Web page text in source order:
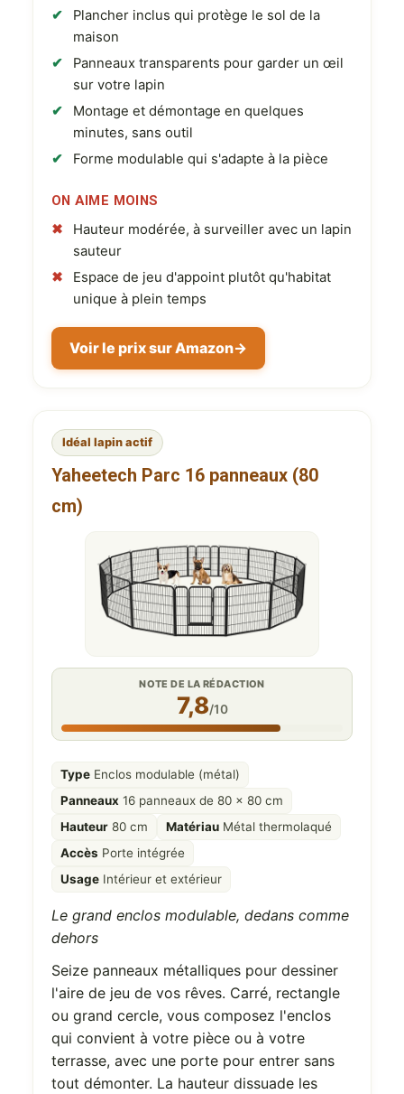
Plancher inclus qui protège le sol de la
maison
Panneaux transparents pour garder un œil
sur votre lapin
Montage et démontage en quelques
minutes, sans outil
Forme modulable qui s'adapte à la pièce
ON AIME MOINS
Hauteur modérée, à surveiller avec un lapin
sauteur
Espace de jeu d'appoint plutôt qu'habitat
unique à plein temps
Voir le prix sur Amazon→
Idéal lapin actif
Yaheetech Parc 16 panneaux (80
cm)
NOTE DE LA RÉDACTION
7,8/10
Type Enclos modulable (métal)
Panneaux 16 panneaux de 80 x 80 cm
Hauteur 80 cm Matériau Métal thermolaqué
Accès Porte intégrée
Usage Intérieur et extérieur
Le grand enclos modulable, dedans comme
dehors
Seize panneaux métalliques pour dessiner
l'aire de jeu de vos rêves. Carré, rectangle
ou grand cercle, vous composez l'enclos
qui convient à votre pièce ou à votre
terrasse, avec une porte pour entrer sans
tout démonter. La hauteur dissuade les